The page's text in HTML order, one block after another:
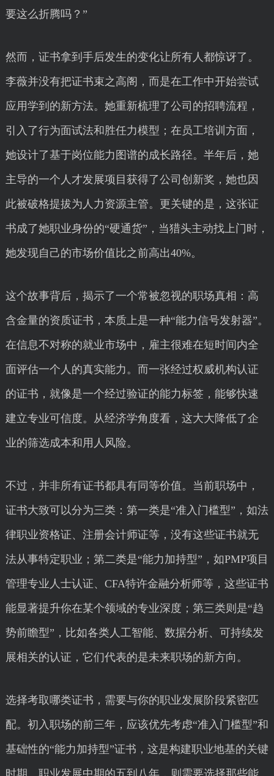
要这么折腾吗？”
然而，证书拿到手后发生的变化让所有人都惊讶了。
李薇并没有把证书束之高阁，而是在工作中开始尝试
应用学到的新方法。她重新梳理了公司的招聘流程，
引入了行为面试法和胜任力模型；在员工培训方面，
她设计了基于岗位能力图谱的成长路径。半年后，她
主导的一个人才发展项目获得了公司创新奖，她也因
此被破格提拔为人力资源主管。更关键的是，这张证
书成了她职业身份的“硬通货”，当猎头主动找上门时，
她发现自己的市场价值比之前高出40%。
这个故事背后，揭示了一个常被忽视的职场真相：高
含金量的资质证书，本质上是一种“能力信号发射器”。
在信息不对称的就业市场中，雇主很难在短时间内全
面评估一个人的真实能力。而一张经过权威机构认证
的证书，就像是一个经过验证的能力标签，能够快速
建立专业可信度。从经济学角度看，这大大降低了企
业的筛选成本和用人风险。
不过，并非所有证书都具有同等价值。当前职场中，
证书大致可以分为三类：第一类是“准入门槛型”，如法
律职业资格证、注册会计师证等，没有这些证书就无
法从事特定职业；第二类是“能力加持型”，如PMP项目
管理专业人士认证、CFA特许金融分析师等，这些证书
能显著提升你在某个领域的专业深度；第三类则是“趋
势前瞻型”，比如各类人工智能、数据分析、可持续发
展相关的认证，它们代表的是未来职场的新方向。
选择考取哪类证书，需要与你的职业发展阶段紧密匹
配。初入职场的前三年，应该优先考虑“准入门槛型”和
基础性的“能力加持型”证书，这是构建职业地基的关键
时期。职业发展中期的五到八年，则需要选择那些能